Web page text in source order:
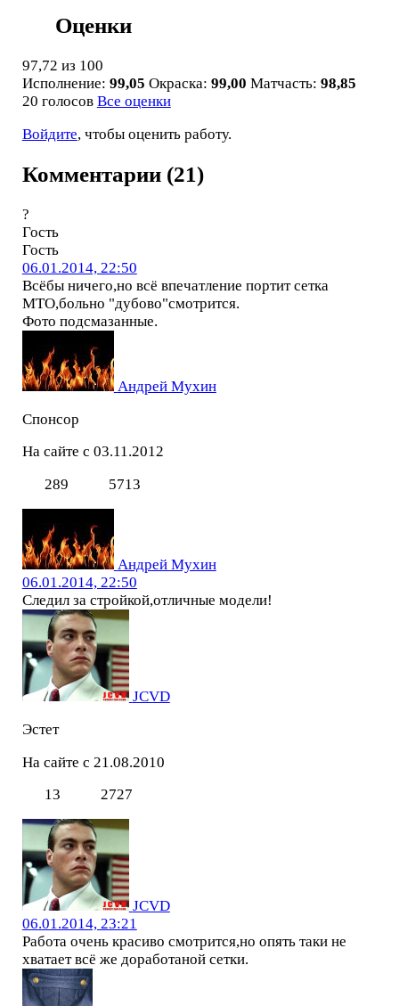
Оценки
97,72 из 100
Исполнение: 99,05 Окраска: 99,00 Матчасть: 98,85
20 голосов Все оценки
Войдите, чтобы оценить работу.
Комментарии (21)
?
Гость
Гость
06.01.2014, 22:50
Всёбы ничего,но всё впечатление портит сетка
МТО,больно "дубово"смотрится.
Фото подсмазанные.
Андрей Мухин
Спонсор
На сайте с 03.11.2012
289
5713
Андрей Мухин
06.01.2014, 22:50
Следил за стройкой,отличные модели!
JCVD
Эстет
На сайте с 21.08.2010
13
2727
JCVD
06.01.2014, 23:21
Работа очень красиво смотрится,но опять таки не
хватает всё же доработаной сетки.